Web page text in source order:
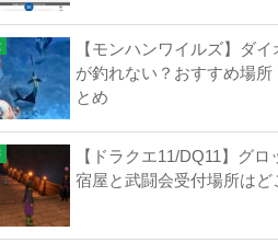
【モンハンワイルズ】ダイ
が釣れない？おすすめ場所
とめ
【ドラクエ11/DQ11】グロ
宿屋と武闘会受付場所はど